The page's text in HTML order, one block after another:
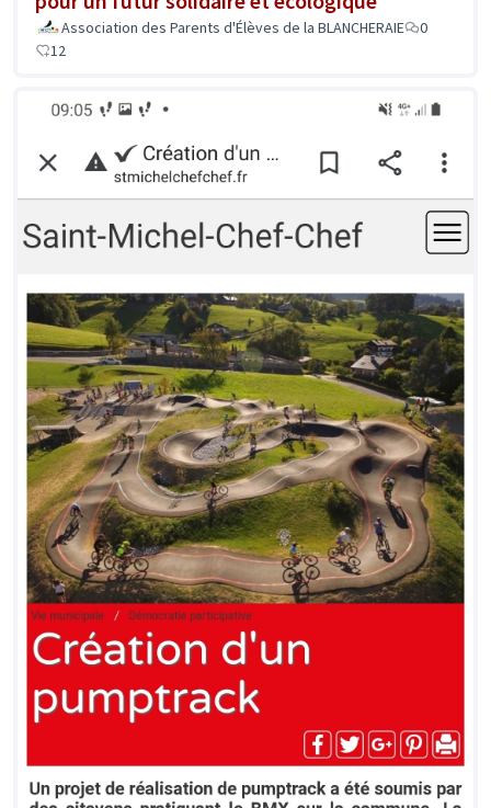
Association des Parents d'Élèves de la BLANCHERAIE
0
12